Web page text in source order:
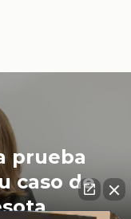
prueba
caso de